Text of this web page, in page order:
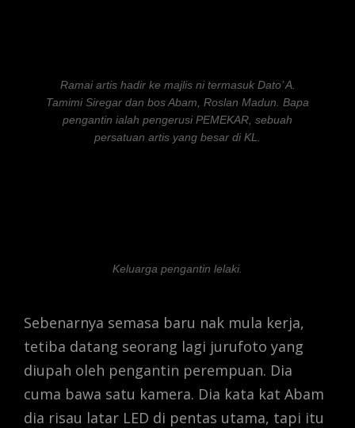
Ramai artis hadir ke majlis ni termasuk Dato’ A.
Tamimi Siregar dan bos Abam, Roslan Madun. Bapa
pengantin ialah pengerusi PEMEKAR, sebuah
persatuan artis yang besar di KL.
Keluarga pengantin lelaki.
Sebenarnya semasa baru nak mula kerja,
tetiba datang seorang lagi jurufoto yang
diupah oleh pengantin perempuan. Dia
cuma bawa satu kamera. Dia kata kat Abam
dia risau latar LED di pentas utama, tapi itu